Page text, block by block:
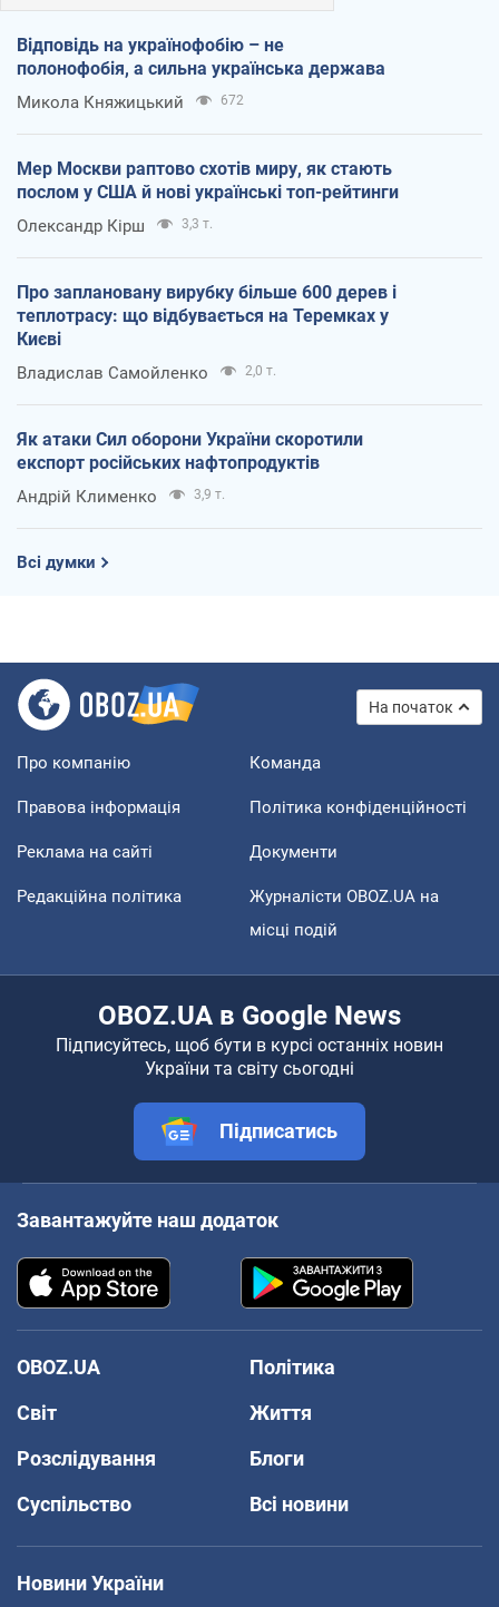
Відповідь на українофобію – не
полонофобія, а сильна українська держава
Микола Княжицький 672
Мер Москви раптово схотів миру, як стають
послом у США й нові українські топ-рейтинги
Олександр Кірш 3,3 т.
Про заплановану вирубку більше 600 дерев і
теплотрасу: що відбувається на Теремках у
Києві
Владислав Самойленко 2,0 т.
Як атаки Сил оборони України скоротили
експорт російських нафтопродуктів
Андрій Клименко 3,9 т.
Всі думки
На початок
Про компанію Команда
Правова інформація Політика конфіденційності
Реклама на сайті Документи
Редакційна політика
Журналісти OBOZ.UA на
місці подій
OBOZ.UA в Google News
Підписуйтесь, щоб бути в курсі останніх новин
України та світу сьогодні
Підписатись
Завантажуйте наш додаток
OBOZ.UA
Політика
Світ
Життя
Розслідування
Блоги
Суспільство
Всі новини
Новини України